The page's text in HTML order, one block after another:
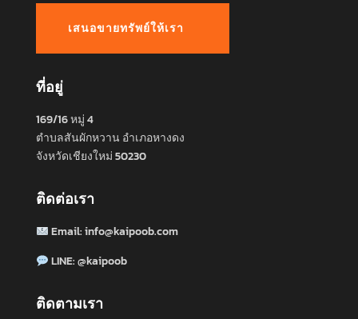
เสนอขายทรัพย์ให้เรา
ที่อยู่
169/16 หมู่ 4
ตำบลสันผักหวาน อำเภอหางดง
จังหวัดเชียงใหม่ 50230
ติดต่อเรา
Email:info@kaipoob.com
LINE:@kaipoob
ติดตามเรา